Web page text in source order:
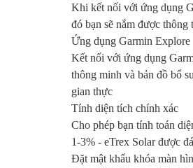
Khi kết nối với ứng dụng
đó bạn sẽ nắm được
Ứng dụng Garmin Explore
Kết nối với ứng dụng
thông minh và bản đồ bổ
gian thực
Tính diện tích chính xác
Cho phép bạn tính toán
1-3% - eTrex Solar được
Đặt mật khẩu khóa màn